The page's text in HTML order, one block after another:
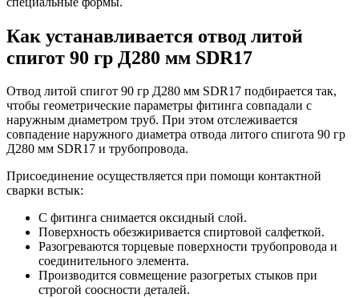
Как устанавливается отвод литой
спигот 90 гр Д280 мм SDR17
Отвод литой спигот 90 гр Д280 мм SDR17 подбирается так,
чтобы геометрические параметры фитинга совпадали с
наружным диаметром труб. При этом отслеживается
совпадение наружного диаметра отвода литого спигота 90 гр
Д280 мм SDR17 и трубопровода.
Присоединение осуществляется при помощи контактной
сварки встык:
С фитинга снимается оксидный слой.
Поверхность обезжиривается спиртовой салфеткой.
Разогреваются торцевые поверхности трубопровода и
соединительного элемента.
Производится совмещение разогретых стыков при
строгой соосности деталей.